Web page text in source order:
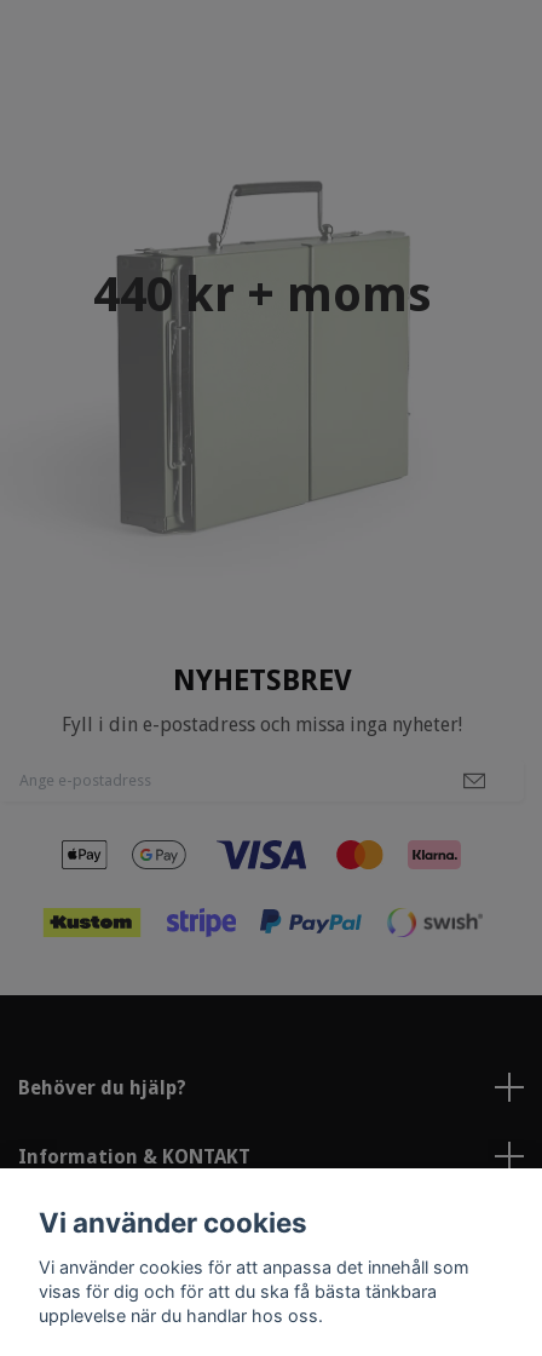
440 kr + moms
NYHETSBREV
Fyll i din e-postadress och missa inga nyheter!
Behöver du hjälp?
Information & KONTAKT
Sociala medier
Vi använder cookies
Vi använder cookies för att anpassa det innehåll som
visas för dig och för att du ska få bästa tänkbara
upplevelse när du handlar hos oss.